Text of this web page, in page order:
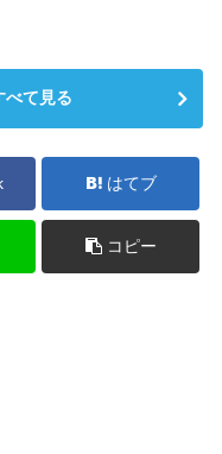
べて見る
はてブ
コピー